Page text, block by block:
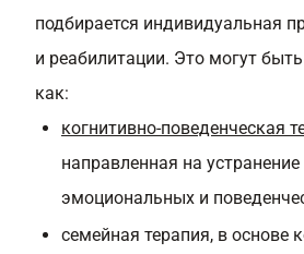
подбирается индивидуальная
и реабилитации. Это могут
как:
когнитивно-поведенческая
направленная на
эмоциональных и
семейная терапия, в основе